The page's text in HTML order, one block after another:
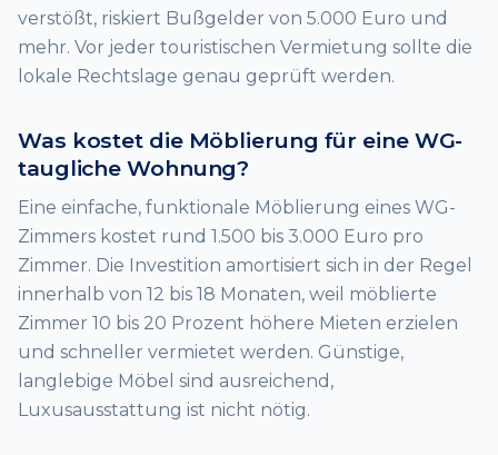
verstößt, riskiert Bußgelder von 5.000 Euro und
mehr. Vor jeder touristischen Vermietung sollte die
lokale Rechtslage genau geprüft werden.
Was kostet die Möblierung für eine WG-
taugliche Wohnung?
Eine einfache, funktionale Möblierung eines WG-
Zimmers kostet rund 1.500 bis 3.000 Euro pro
Zimmer. Die Investition amortisiert sich in der Regel
innerhalb von 12 bis 18 Monaten, weil möblierte
Zimmer 10 bis 20 Prozent höhere Mieten erzielen
und schneller vermietet werden. Günstige,
langlebige Möbel sind ausreichend,
Luxusausstattung ist nicht nötig.